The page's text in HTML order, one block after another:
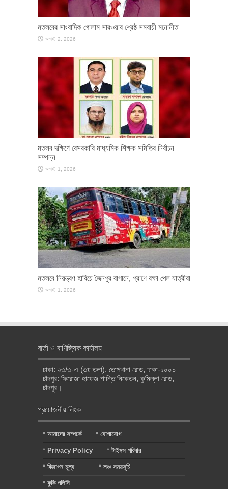
মতলবের সাংবাদিক গোলাম সারওয়ার শ্রেষ্ঠ সমবায়ী মনোনীত
আগস্ট 2, 2026
মতলব দক্ষিণে বেসরকারি মাধ্যমিক শিক্ষক সমিতির নির্বাচন
সম্পন্ন
আগস্ট 1, 2026
মতলবে নিয়ন্ত্রণ হারিয়ে জৈনপুর বাগানে, প্রাণে রক্ষা পেল যাত্রীরা
আগস্ট 1, 2026
বার্তা ও বাণিজ্যিক কার্যালয়
ঢাকা: ২৩/৩-এ (৩য় তলা), তোপখানা রোড, ঢাকা-১০০০
চাঁদপুর: ফিরোজা হাফেজ শান্তি নিকেতন, কুমিল্লা রোড,
চাঁদপুর।
প্রয়োজনীয় লিংক
* আমাদের সম্পর্কে * যোগাযোগ
* Privacy Policy *টাইমস পরিবার
* বিজ্ঞাপন মূল্য * লঞ্চ সময়সূচি
* কুকি পলিসি